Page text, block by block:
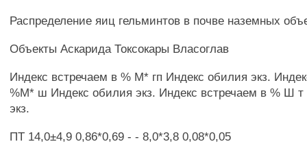
Распределение яиц гельминтов в почве наземных
Объекты Аскарида Токсокары Власоглав
Индекс встречаем в % М* гп Индекс обилия экз.
%М* ш Индекс обилия экз. Индекс встречаем в % Ш
экз.
ПТ 14,0±4,9 0,86*0,69 - - 8,0*3,8 0,08*0,05